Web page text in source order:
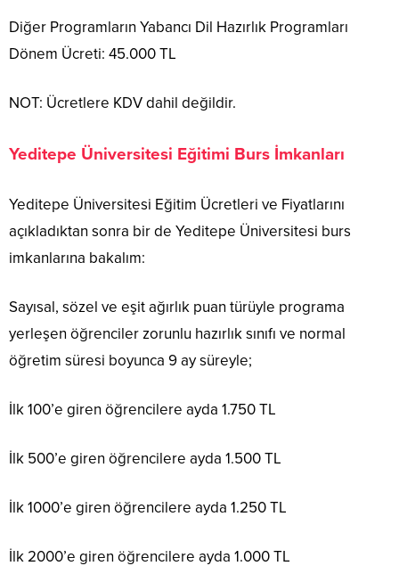
Diğer Programların Yabancı Dil Hazırlık Programları
Dönem Ücreti: 45.000 TL
NOT: Ücretlere KDV dahil değildir.
Yeditepe Üniversitesi Eğitimi Burs İmkanları
Yeditepe Üniversitesi Eğitim Ücretleri ve Fiyatlarını
açıkladıktan sonra bir de Yeditepe Üniversitesi burs
imkanlarına bakalım:
Sayısal, sözel ve eşit ağırlık puan türüyle programa
yerleşen öğrenciler zorunlu hazırlık sınıfı ve normal
öğretim süresi boyunca 9 ay süreyle;
İlk 100’e giren öğrencilere ayda 1.750 TL
İlk 500’e giren öğrencilere ayda 1.500 TL
İlk 1000’e giren öğrencilere ayda 1.250 TL
İlk 2000’e giren öğrencilere ayda 1.000 TL